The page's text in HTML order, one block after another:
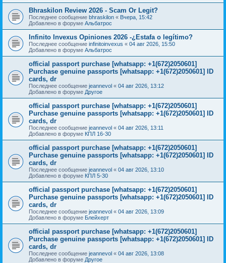
Bhraskilon Review 2026 - Scam Or Legit?
Последнее сообщение bhraskilon « Вчера, 15:42
Добавлено в форуме Альбатрос
Infinito Invexus Opiniones 2026 -¿Estafa o legítimo?
Последнее сообщение infinitoinvexus « 04 авг 2026, 15:50
Добавлено в форуме Альбатрос
official passport purchase [whatsapp: +1(672)2050601]
Purchase genuine passports [whatsapp: +1(672)2050601] ID
cards, dr
Последнее сообщение jeannevol « 04 авг 2026, 13:12
Добавлено в форуме Другое
official passport purchase [whatsapp: +1(672)2050601]
Purchase genuine passports [whatsapp: +1(672)2050601] ID
cards, dr
Последнее сообщение jeannevol « 04 авг 2026, 13:11
Добавлено в форуме КПЛ 16-30
official passport purchase [whatsapp: +1(672)2050601]
Purchase genuine passports [whatsapp: +1(672)2050601] ID
cards, dr
Последнее сообщение jeannevol « 04 авг 2026, 13:10
Добавлено в форуме КПЛ 5-30
official passport purchase [whatsapp: +1(672)2050601]
Purchase genuine passports [whatsapp: +1(672)2050601] ID
cards, dr
Последнее сообщение jeannevol « 04 авг 2026, 13:09
Добавлено в форуме Блейхерт
official passport purchase [whatsapp: +1(672)2050601]
Purchase genuine passports [whatsapp: +1(672)2050601] ID
cards, dr
Последнее сообщение jeannevol « 04 авг 2026, 13:08
Добавлено в форуме Другое